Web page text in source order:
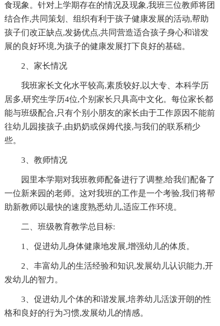
食现象。针对上学期存在的情况及现象,我班三位教师将团
结合作,共同策划、组织有利于孩子健康发展的活动,帮助
孩子们改正缺点,发扬优点,共同营造适合孩子身心和谐发
展的良好环境,为孩子的健康发展打下良好的基础。
2、家长情况
我班家长文化水平较高,素质较好,以大专、本科学历
居多,研究生学历4位,个别家长只具高中文化。每位家长都
能与班级配合,只有个别小朋友的家长由于工作原因不能前
往幼儿园接孩子,由奶奶或保姆代接,与我们的联系稍少
些。
3、教师情况
园里本学期对我班教师配备进行了调整,给我们配备了
一位新来园的老师。这对我班的工作是一个考验,我们将帮
助新教师以最快的速度熟悉幼儿,适应工作环境。
二、班级教育教学总目标:
1、促进幼儿身体健康地发展,增强幼儿的体质。
2、丰富幼儿的生活经验和知识,发展幼儿认识能力,开
发幼儿的智力。
3、促进幼儿个体的和谐发展,培养幼儿活泼开朗的性
格和良好的行为习惯,发展幼儿的情感。